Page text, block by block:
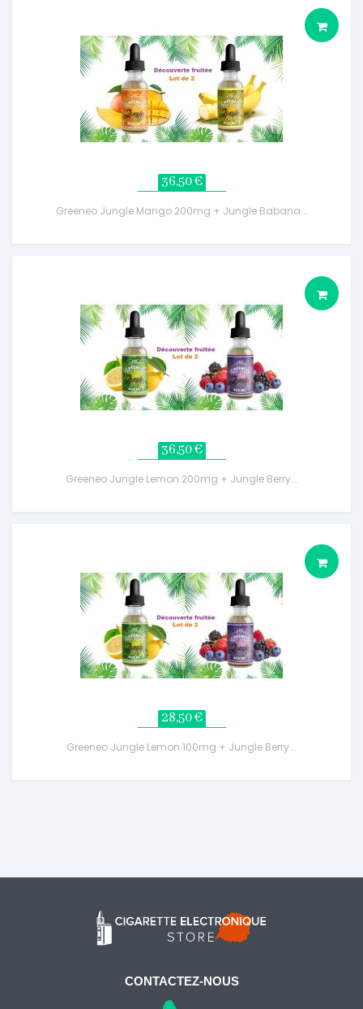
36,50 €
Greeneo Jungle Mango 200mg + Jungle Babana...
36,50 €
Greeneo Jungle Lemon 200mg + Jungle Berry...
28,50 €
Greeneo Jungle Lemon 100mg + Jungle Berry...
CONTACTEZ-NOUS